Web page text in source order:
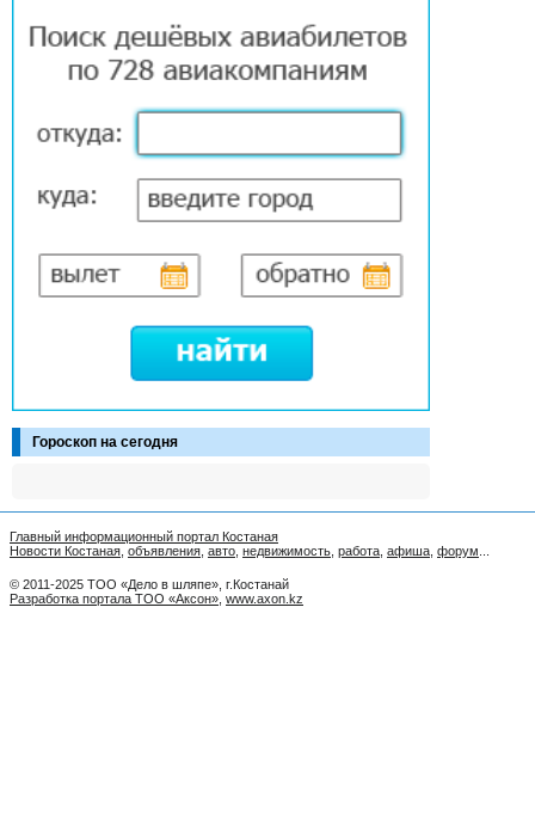
Гороскоп на сегодня
Главный информационный портал Костаная
Новости Костаная объявления авто недвижимость работа афиша форум
© 2011-2025 ТОО «Дело в шляпе», г.Костанай
Разработка портала ТОО «Аксон» www.axon.kz